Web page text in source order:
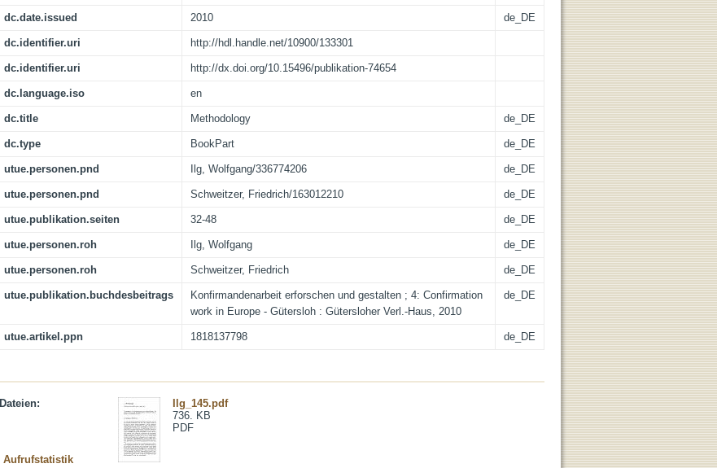
dc.date.issued 2010 de_DE
dc.identifier.uri http://hdl.handle.net/10900/133301
dc.identifier.uri http://dx.doi.org/10.15496/publikation-74654
dc.language.iso en
dc.title Methodology de_DE
dc.type BookPart de_DE
utue.personen.pnd Ilg, Wolfgang/336774206 de_DE
utue.personen.pnd Schweitzer, Friedrich/163012210 de_DE
utue.publikation.seiten 32-48 de_DE
utue.personen.roh Ilg, Wolfgang de_DE
utue.personen.roh Schweitzer, Friedrich de_DE
utue.publikation.buchdesbeitrags
Konfirmandenarbeit erforschen und gestalten ; 4: Confirmation
work in Europe - Gütersloh : Gütersloher Verl.-Haus, 2010
de_DE
utue.artikel.ppn 1818137798 de_DE
Dateien:
Ilg_145.pdf
736. KB
PDF
Aufrufstatistik